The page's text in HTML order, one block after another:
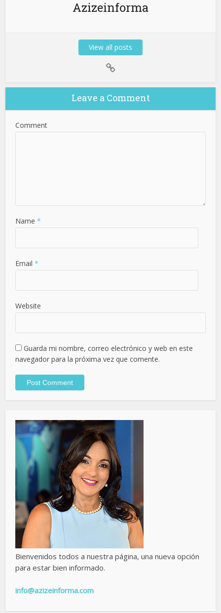
Azizeinforma
View all posts
Leave a Comment
Comment
Name *
Email *
Website
Guarda mi nombre, correo electrónico y web en este
navegador para la próxima vez que comente.
Bienvenidos todos a nuestra página, una nueva opción
para estar bien informado.
info@azizeinforma.com